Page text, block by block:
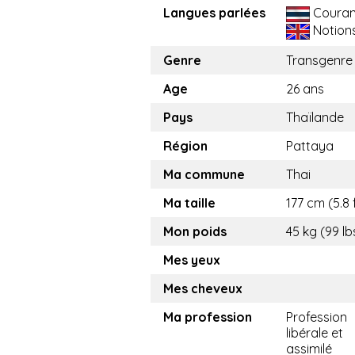
Langues parlées
Genre
Transgenre
Age
26 ans
Pays
Thaïlande
Région
Pattaya
Ma commune
Thai
Ma taille
177 cm (5.8
Mon poids
45 kg (99
Mes yeux
Mes cheveux
Ma profession
Profession
libérale et
assimilé